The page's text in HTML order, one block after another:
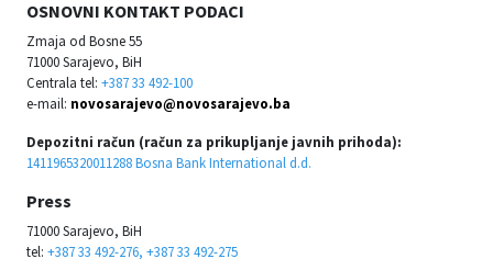
OSNOVNI KONTAKT PODACI
Zmaja od Bosne 55
71000 Sarajevo, BiH
Centrala tel: +387 33 492-100
e-mail: novosarajevo@novosarajevo.ba
Depozitni račun (račun za prikupljanje javnih prihoda):
1411965320011288 Bosna Bank International d.d.
Press
71000 Sarajevo, BiH
tel: +387 33 492-276, +387 33 492-275